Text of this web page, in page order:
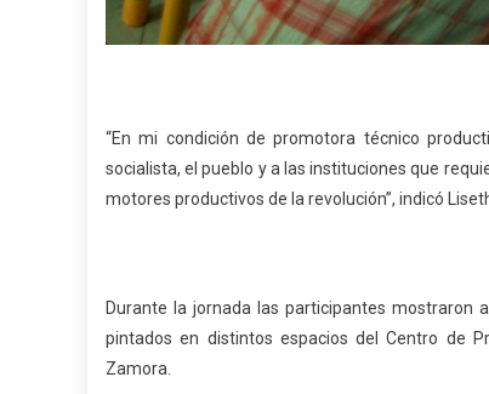
“En mi condición de promotora técnico
socialista, el pueblo y a las instituciones que
motores productivos de la revolución”, indicó
Durante la jornada las participantes mostraron
pintados en distintos espacios del Centro de
Zamora.